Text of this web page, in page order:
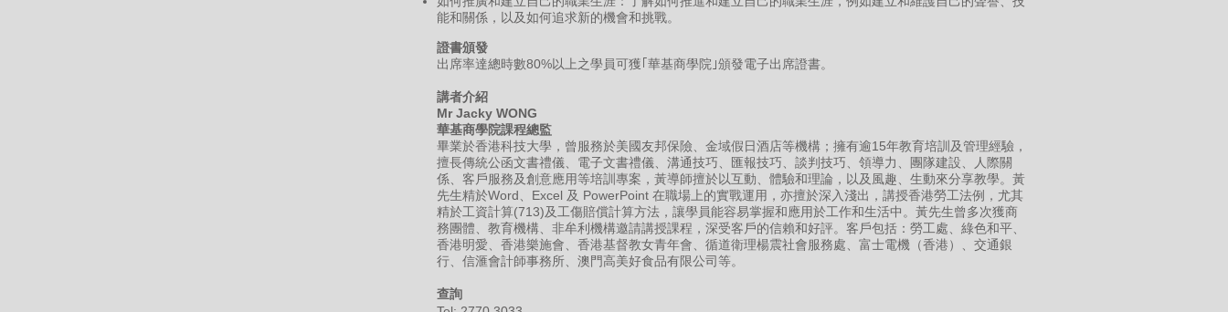
能和關係，以及如何追求新的機會和挑戰。
證書頒發
出席率達總時數80%以上之學員可獲｢華基商學院｣頒發電子出席證書。
講者介紹
Mr Jacky WONG
華基商學院課程總監
畢業於香港科技大學，曾服務於美國友邦保險、金域假日酒店等機構；擁有逾15年教育培訓及管理經驗，
擅長傳統公函文書禮儀、電子文書禮儀、溝通技巧、匯報技巧、談判技巧、領導力、團隊建設、人際關
係、客戶服務及創意應用等培訓專案，黃導師擅於以互動、體驗和理論，以及風趣、生動來分享教學。黃
先生精於Word、Excel 及 PowerPoint 在職場上的實戰運用，亦擅於深入淺出，講授香港勞工法例，尤其
精於工資計算(713)及工傷賠償計算方法，讓學員能容易掌握和應用於工作和生活中。黃先生曾多次獲商
務團體、教育機構、非牟利機構邀請講授課程，深受客戶的信賴和好評。客戶包括：勞工處、綠色和平、
香港明愛、香港樂施會、香港基督教女青年會、循道衛理楊震社會服務處、富士電機（香港）、交通銀
行、信滙會計師事務所、澳門高美好食品有限公司等。
​查詢